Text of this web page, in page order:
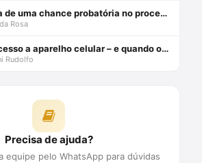
A teoria da perda de uma chance probatória no processo penal - julho 2024
Rosa
Ilegalidade de acesso a aparelho celular – e quando o dono “fornece” a senha?
Rudolfo
Precisa de ajuda?
equipe pelo WhatsApp para dúvidas